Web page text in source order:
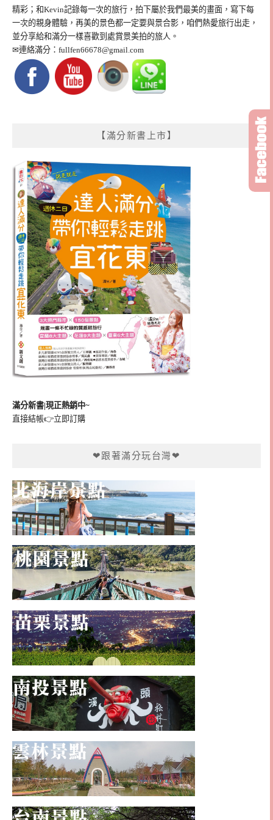
精彩；和Kevin記錄每一次的旅行，拍下屬於我們最美的畫面，寫下每
一次的親身體驗，再美的景色都一定要與景合影，咱們熱愛旅行出走，
並分享給和滿分一樣喜歡到處賞景美拍的旅人。
✉連絡滿分： fullfen66678@gmail.com
【滿分新書上市】
滿分新書|現正熱銷中~
直接結帳👉立即訂購
❤跟著滿分玩台灣❤